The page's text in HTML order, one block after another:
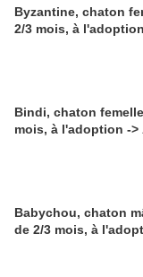
Byzantine, chaton
2/3 mois, à
Bindi, chaton
mois, à l'adoption ->
Babychou, chaton
de 2/3 mois, à